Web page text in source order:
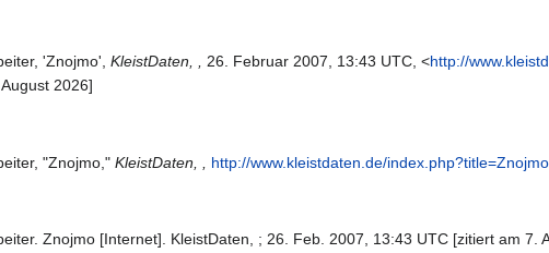
'Znojmo', KleistDaten, , 26. Februar 2007, 13:43 UTC, <http://
2026]
"Znojmo," KleistDaten, , http://www.kleistdaten.de/
Znojmo [Internet]. KleistDaten, ; 26. Feb. 2007, 13:43 UTC [zitiert am 7.